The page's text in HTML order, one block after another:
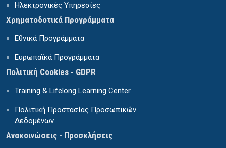
Ηλεκτρονικές Υπηρεσίες
Χρηματοδοτικά Προγράμματα
Εθνικά Προγράμματα
Ευρωπαϊκά Προγράμματα
Πολιτική Cookies - GDPR
Training & Lifelong Learning Center
Πολιτική Προστασίας Προσωπικών
Δεδομένων
Ανακοινώσεις - Προσκλήσεις